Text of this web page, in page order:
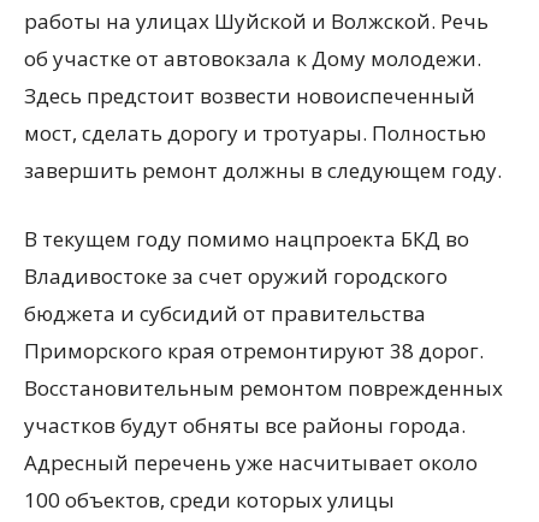
работы на улицах Шуйской и Волжской. Речь
об участке от автовокзала к Дому молодежи.
Здесь предстоит возвести новоиспеченный
мост, сделать дорогу и тротуары. Полностью
завершить ремонт должны в следующем году.
В текущем году помимо нацпроекта БКД во
Владивостоке за счет оружий городского
бюджета и субсидий от правительства
Приморского края отремонтируют 38 дорог.
Восстановительным ремонтом поврежденных
участков будут обняты все районы города.
Адресный перечень уже насчитывает около
100 объектов, среди которых улицы